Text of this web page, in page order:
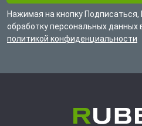
Нажимая на кнопку Подписаться,
обработкуперсональных данных
политикой конфиденциальности